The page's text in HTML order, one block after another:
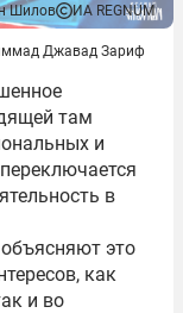
Шилов ИА REGNUM
Джавад Зариф
там
и
в
это
как
и во